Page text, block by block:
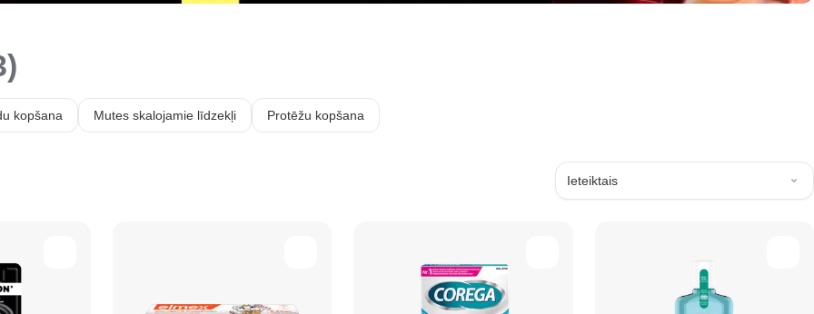
kopšana Mutes skalojamie līdzekļi Protēžu kopšana
Ieteiktais